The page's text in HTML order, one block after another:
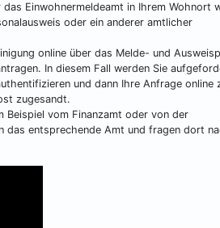
Einwohnermeldeamt in Ihrem Wohnort
oder ein anderer amtlicher
online über das Melde- und
In diesem Fall werden Sie
und dann Ihre Anfrage online
zugesandt.
Beispiel vom Finanzamt oder von der
das entsprechende Amt und fragen dort